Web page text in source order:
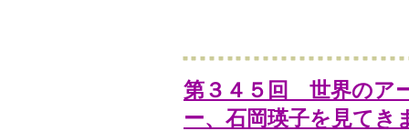
第３４５回 世界のア
ー、石岡瑛子を見てき